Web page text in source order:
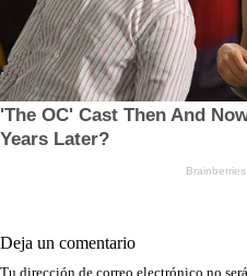
Deja un comentario
Tu dirección de correo electrónico no